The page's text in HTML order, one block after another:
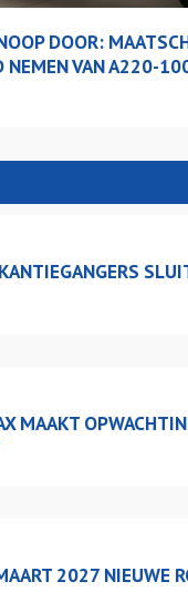
DOOR:
NEMEN VAN A220-
MAAKT
2027 NIEUWE